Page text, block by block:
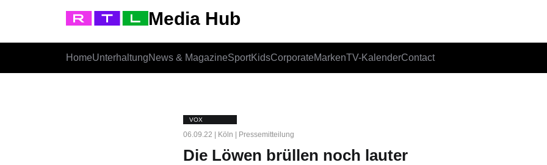
Media Hub
HomeUnterhaltungNews & MagazineSportKidsCorporateMarkenTV-KalenderContact
VOX
06.09.22 | Köln | Pressemitteilung
Die Löwen brüllen noch lauter